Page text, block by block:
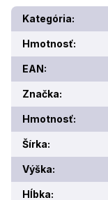
Kategória:
Hmotnosť:
EAN:
Značka:
Hmotnosť:
Šírka:
Výška:
Hĺbka: